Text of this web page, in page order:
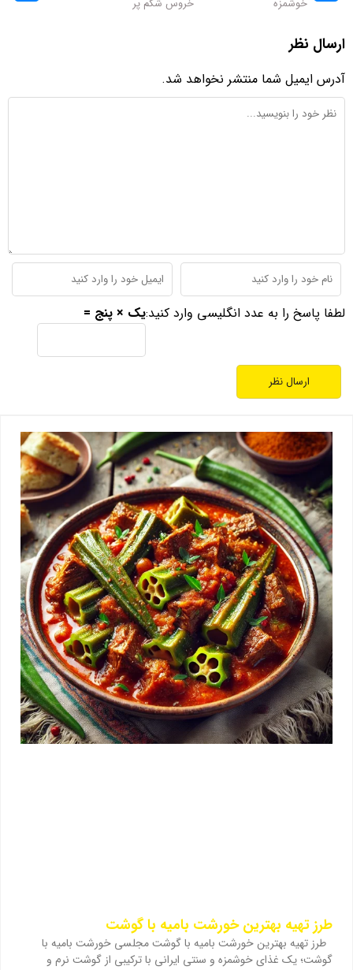
خوشمزه
خروس شکم پر
ارسال نظر
آدرس ایمیل شما منتشر نخواهد شد.
لطفا پاسخ را به عدد انگلیسی وارد کنید:یک × پنج =
طرز تهیه بهترین خورشت بامیه با گوشت
طرز تهیه بهترین خورشت بامیه با گوشت مجلسی خورشت بامیه با
گوشت؛ یک غذای خوشمزه و سنتی ایرانی با ترکیبی از گوشت نرم و